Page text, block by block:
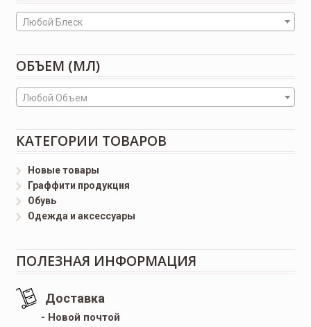
Любой Блеск
ОБЪЕМ (МЛ)
Любой Объем
КАТЕГОРИИ ТОВАРОВ
Новые товары
Граффити продукция
Обувь
Одежда и аксессуары
ПОЛЕЗНАЯ ИНФОРМАЦИЯ
Доставка
- Новой почтой